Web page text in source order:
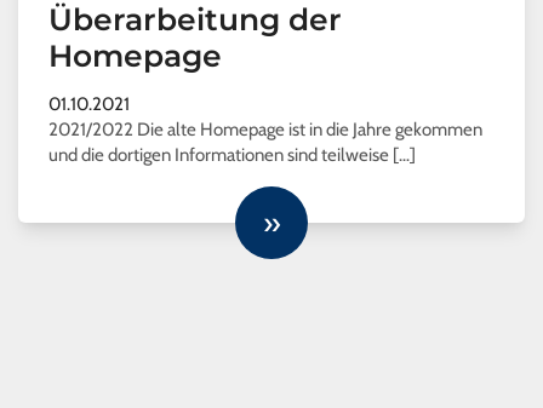
Überarbeitung der
Homepage
01.10.2021
2021/2022 Die alte Homepage ist in die Jahre gekommen
und die dortigen Informationen sind teilweise […]
»